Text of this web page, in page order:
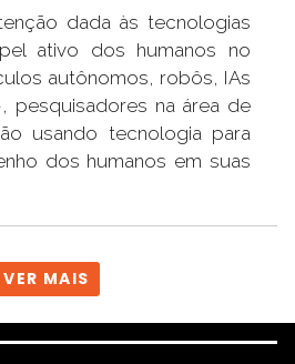
dada às tecnologias
ativo dos humanos no
autônomos, robôs, IAs
pesquisadores na área de
usando tecnologia para
dos humanos em suas
VER MAIS